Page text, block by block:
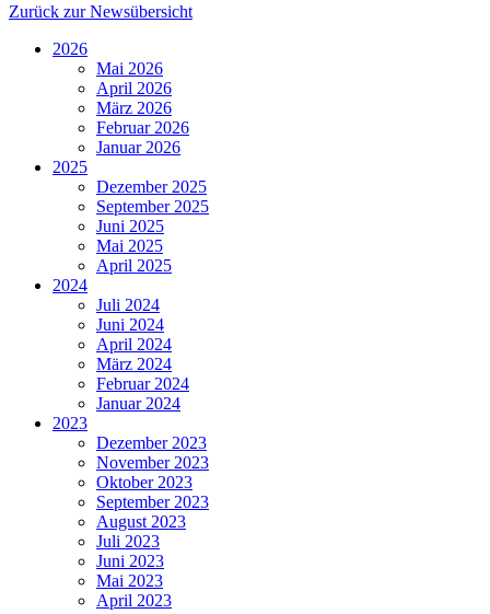
Zurück zur Newsübersicht
2026
Mai 2026
April 2026
März 2026
Februar 2026
Januar 2026
2025
Dezember 2025
September 2025
Juni 2025
Mai 2025
April 2025
2024
Juli 2024
Juni 2024
April 2024
März 2024
Februar 2024
Januar 2024
2023
Dezember 2023
November 2023
Oktober 2023
September 2023
August 2023
Juli 2023
Juni 2023
Mai 2023
April 2023